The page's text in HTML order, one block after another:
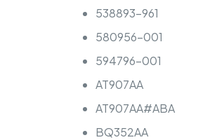
538893-961
580956-001
594796-001
AT907AA
AT907AA#ABA
BQ352AA